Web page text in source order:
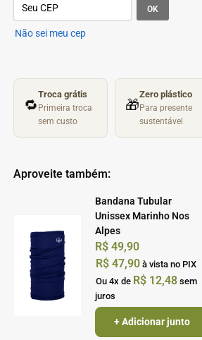
OK
Não sei meu cep
🔁
Troca grátis
Primeira troca
sem custo
🎁
Zero plástico
Para presente
sustentável
Aproveite também:
Bandana Tubular
Unissex Marinho Nos
Alpes
R$ 49,90
R$ 47,90 à vista no PIX
Ou 4x de R$ 12,48 sem
juros
+ Adicionar junto